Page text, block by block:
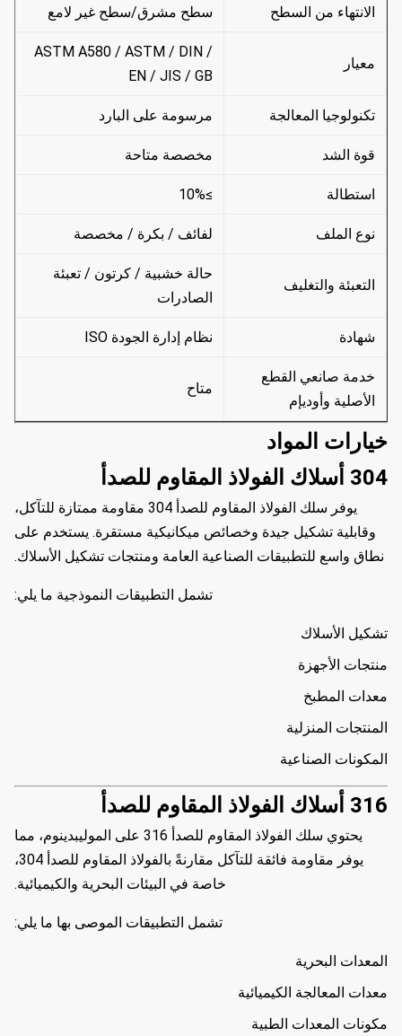
الانتهاء من السطح سطح مشرق/سطح غير لامع
معيار
ASTM A580 / ASTM / DIN /
EN / JIS / GB
تكنولوجيا المعالجة مرسومة على البارد
قوة الشد مخصصة متاحة
استطالة ≥10%
نوع الملف لفائف / بكرة / مخصصة
التعبئة والتغليف
حالة خشبية / كرتون / تعبئة
الصادرات
شهادة نظام إدارة الجودة ISO
خدمة صانعي القطع
الأصلية وأوديإم
متاح
خيارات المواد
304 أسلاك الفولاذ المقاوم للصدأ
يوفر سلك الفولاذ المقاوم للصدأ 304 مقاومة ممتازة للتآكل،
وقابلية تشكيل جيدة وخصائص ميكانيكية مستقرة. يستخدم على
نطاق واسع للتطبيقات الصناعية العامة ومنتجات تشكيل الأسلاك.
تشمل التطبيقات النموذجية ما يلي:
تشكيل الأسلاك
منتجات الأجهزة
معدات المطبخ
المنتجات المنزلية
المكونات الصناعية
316 أسلاك الفولاذ المقاوم للصدأ
يحتوي سلك الفولاذ المقاوم للصدأ 316 على الموليبدينوم، مما
يوفر مقاومة فائقة للتآكل مقارنةً بالفولاذ المقاوم للصدأ 304،
خاصة في البيئات البحرية والكيميائية.
تشمل التطبيقات الموصى بها ما يلي:
المعدات البحرية
معدات المعالجة الكيميائية
مكونات المعدات الطبية